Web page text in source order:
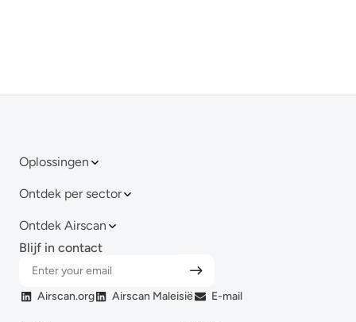
Oplossingen
Ontdek per sector
Ontdek Airscan
Blijf in contact
Airscan.org Airscan Maleisië E-mail